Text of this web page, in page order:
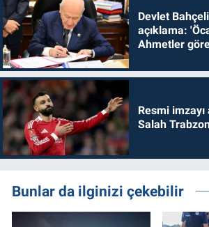
Devlet
açıklama:
Ahmetler
Resmi imzayı
Salah
Bunlar da ilginizi çekebilir